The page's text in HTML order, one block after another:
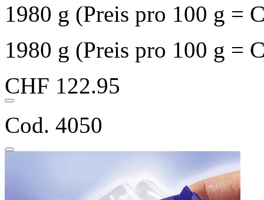
1980 g (Preis pro 100 g =
1980 g (Preis pro 100 g =
CHF 122.95
Cod. 4050